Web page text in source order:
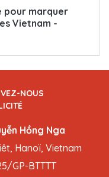
pour marquer
Vietnam -
NOUS
Hồng Nga
Hanoï, Vietnam
GP-BTTTT